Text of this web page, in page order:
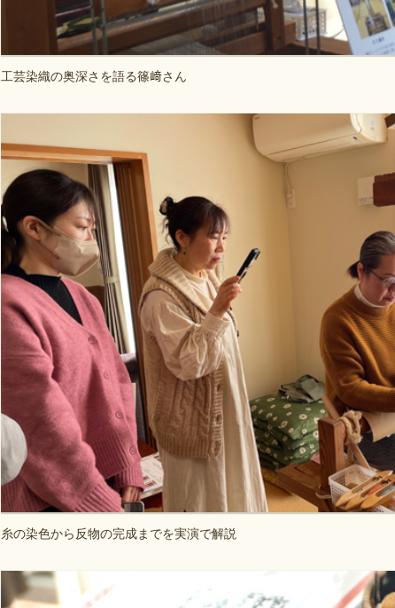
工芸染織の奥深さを語る篠﨑さん
糸の染色から反物の完成までを実演で解説